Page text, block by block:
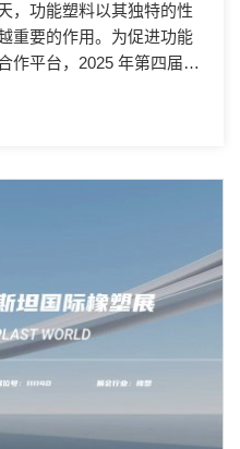
，功能塑料以其独特的性
重要的作用。为促进功能
作平台，2025 年第四届功